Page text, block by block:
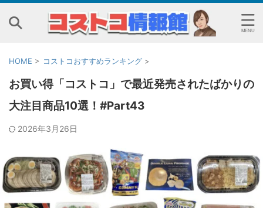
HOME > コストコおすすめランキング >
お買い得「コストコ」で最近発売されたばかりの
大注目商品10選！#Part43
2026年3月26日